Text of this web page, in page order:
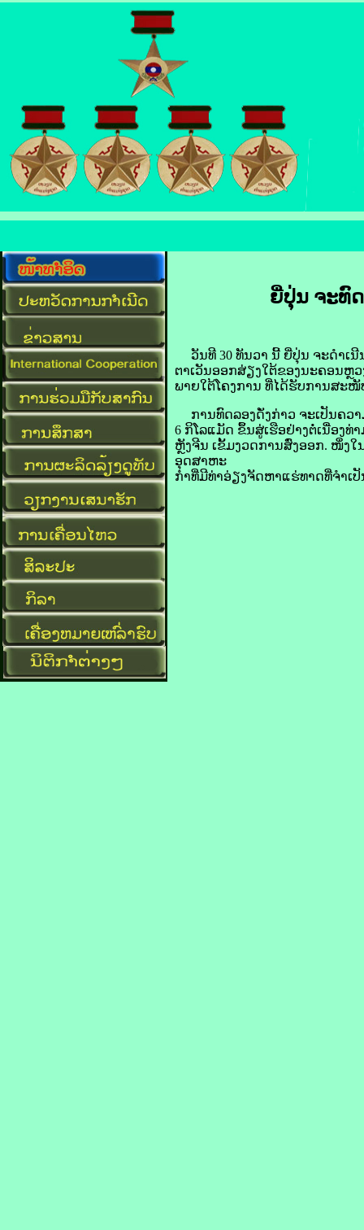
ຍີ່ປຸ່ນ ຈະ​ທົ
ວັນ​ທີ 30 ທັນວາ ນີ້​ ຍີ່ປຸ່ນ ຈະ​ດຳເນີ
ຕາເວັນ​ອອກ​ສ່ຽງ​ໃຕ້​ຂອງ​ນະຄອນຫຼວ
ພາຍ​ໃຕ້​ໂຄງການ ທີ່​ໄດ້​ຮັບ​ການ​ສະ
ການ​ທົດ​ລອງ​ດັ່ງກ່າວ ຈະ​ເປັນຄວ
6 ກິໂລແມັດ ຂຶ້ນ​ສູ່​ເຮືອ​ຢ່າງ​ຕໍ່​ເນື່ອງ​
ຫຼັງ​ຈີນ ເຂັ້ມ​ງວດ​ການ​ສົ່ງ​ອອກ. ໜຶ່ງ​
ອຸດສາຫະ
ກຳ​ທີ່​ມີ​ທ່າ​ອ່ຽງ​ຈັດ​ຫາ​ແຮ່​ທາດ​ທີ່​ຈຳເ